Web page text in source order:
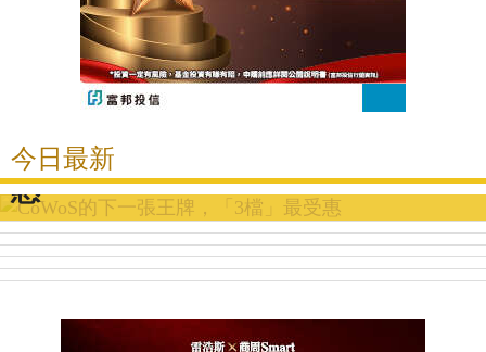
今日最新
惠
統一集團退出健身業，健身三巨頭
命運大不同
AI散熱革命，奇鋐、健策卡位新戰
場
南韓1個月跌22%，VT只退0.7%！
最新ETF人氣榜！0056重返人氣二
哥
穩懋、宏捷科、全新...PA三雄搶攻
黃金年代